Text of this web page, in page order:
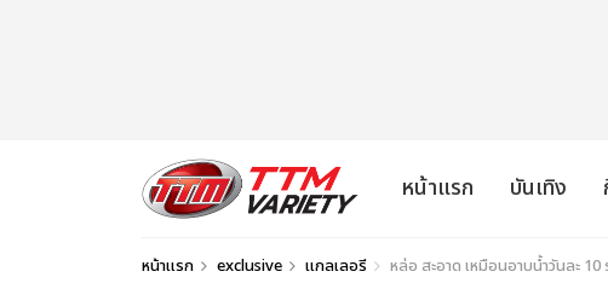
หน้าแรก บันเทิง
หน้าแรก exclusive แกลเลอรี หล่อ สะอาด เหมือนอาบน้ำวันละ